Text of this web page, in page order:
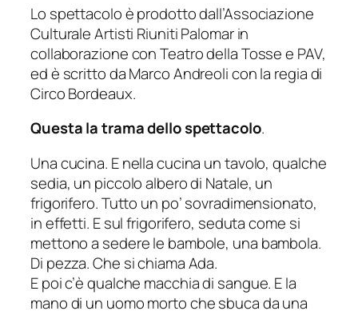
Lo spettacolo è prodotto dall’Associazione
Culturale Artisti Riuniti Palomar in
collaborazione con Teatro della Tosse e PAV,
ed è scritto da Marco Andreoli con la regia di
Circo Bordeaux.
Questa la trama dello spettacolo.
Una cucina. E nella cucina un tavolo, qualche
sedia, un piccolo albero di Natale, un
frigorifero. Tutto un po’ sovradimensionato,
in effetti. E sul frigorifero, seduta come si
mettono a sedere le bambole, una bambola.
Di pezza. Che si chiama Ada.
E poi c’è qualche macchia di sangue. E la
mano di un uomo morto che sbuca da una